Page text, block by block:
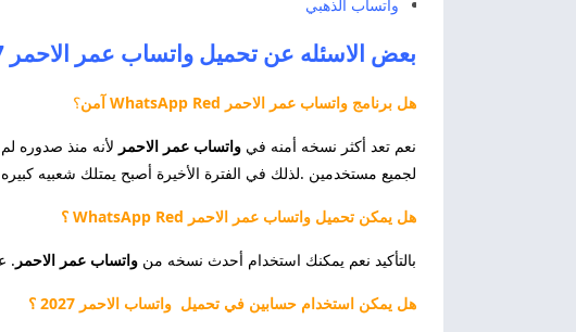
واتساب الذهبي
بعض الاسئله عن تحميل واتساب عمر الاحمر 2027 WhatsApp Red
هل برنامج واتساب عمر الاحمر WhatsApp Red آمن ؟
نعم تعد أكثر نسخه أمنه في واتساب عمر الاحمر لأنه منذ صدوره
لجميع مستخدمين .لذلك في الفترة الأخيرة أصبح يمتلك شعبيه
هل يمكن تحميل واتساب عمر الاحمر WhatsApp Red ؟
بالتأكيد نعم يمكنك استخدام أحدث نسخه من واتساب عمر الاحمر .
هل يمكن استخدام حسابين في تحميل واتساب الاحمر 2027 ؟